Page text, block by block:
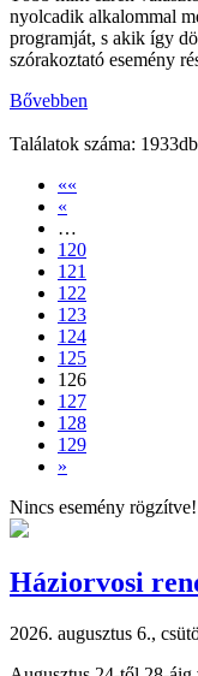
nyolcadik alkalommal
programját, s akik így
szórakoztató esemény
Bővebben
Találatok száma: 1933db
««
«
…
120
121
122
123
124
125
126
127
128
129
»
Nincs esemény rögzítve!
Háziorvosi
2026. augusztus 6.,